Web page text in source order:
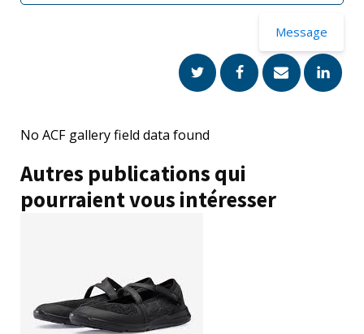
Message
No ACF gallery field data found
Autres publications qui
pourraient vous intéresser